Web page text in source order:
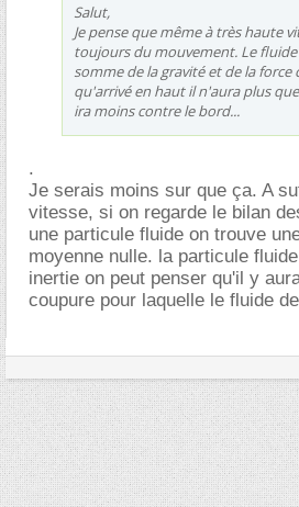
Salut,
Je pense que même à très haute
toujours du mouvement. Le fluide
somme de la gravité et de la force
qu'arrivé en haut il n'aura plus
ira moins contre le bord...
.
Je serais moins sur que ça. A
vitesse, si on regarde le bilan
une particule fluide on trouve
moyenne nulle. la particule
inertie on peut penser qu'il y
coupure pour laquelle le fluide